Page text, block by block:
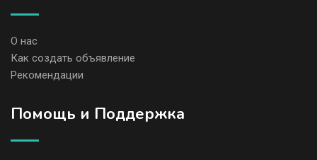
О нас
Как создать объявление
Рекомендации
Помощь и Поддержка